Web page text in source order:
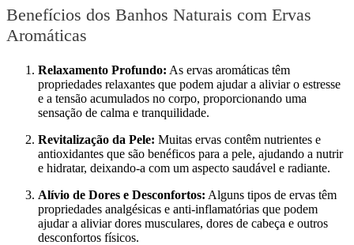
Benefícios dos Banhos Naturais com Ervas
Aromáticas
Relaxamento Profundo: As ervas aromáticas têm
propriedades relaxantes que podem ajudar a aliviar o estresse
e a tensão acumulados no corpo, proporcionando uma
sensação de calma e tranquilidade.
Revitalização da Pele: Muitas ervas contêm nutrientes e
antioxidantes que são benéficos para a pele, ajudando a nutrir
e hidratar, deixando-a com um aspecto saudável e radiante.
Alívio de Dores e Desconfortos: Alguns tipos de ervas têm
propriedades analgésicas e anti-inflamatórias que podem
ajudar a aliviar dores musculares, dores de cabeça e outros
desconfortos físicos.